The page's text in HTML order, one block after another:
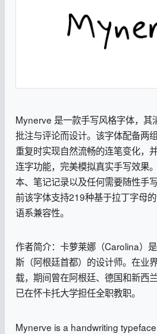
Mynerve 是一款手写风格字体，其
批注与评论而设计。该字体配备两
重复时实现自然流畅的连笔变化，
连字功能，完美模拟真实手写效果
本、笔记记录以及任何需要随性手
前该字体支持219种基于拉丁字母
语系兼容性。
作者简介：卡萝莱娜（Carolina）
斯（阿根廷首都）的设计师。在业
载，期间曾在阿根廷、德国和新西
已在怀卡托大学担任全职教职。
Mynerve is a handwriting